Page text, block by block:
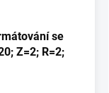
se
Z=2; R=2;